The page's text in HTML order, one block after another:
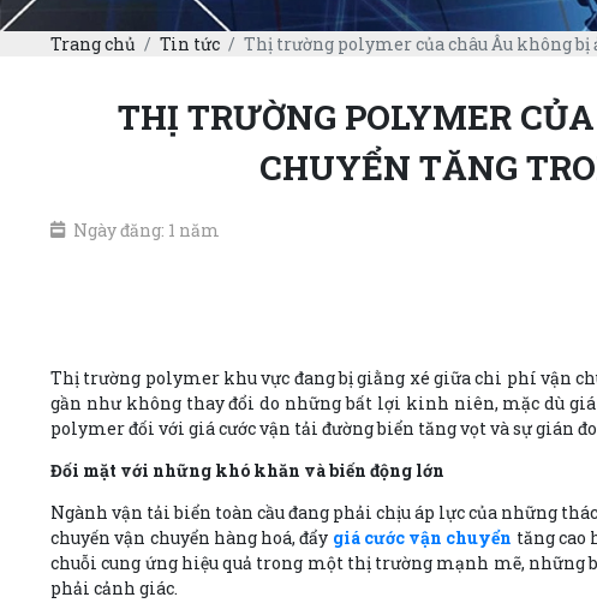
Trang chủ Tin tức Thị trường polymer của châu Âu không bị
THỊ TRƯỜNG POLYMER
CHUYỂN TĂNG
Ngày đăng: 1 năm
Thị trường polymer khu vực đang bị giằng xé giữa chi phí vận
gần như không thay đổi do những bất lợi kinh niên, mặc dù giá
polymer đối với giá cước vận tải đường biển tăng vọt và sự gián
Đối mặt với những khó khăn và biến động lớn
Ngành vận tải biển toàn cầu đang phải chịu áp lực của những
chuyến vận chuyển hàng hoá, đẩy giá cước vận chuyển tăng cao
chuỗi cung ứng hiệu quả trong một thị trường mạnh mẽ,
phải cảnh giác.